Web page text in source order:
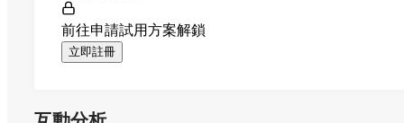
前往申請試用方案解鎖
立即註冊